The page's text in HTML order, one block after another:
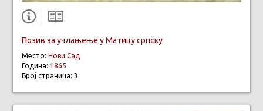
Позив за учлањење у Матицу српску
Место: Нови Сад
Година: 1865
Број страница: 3